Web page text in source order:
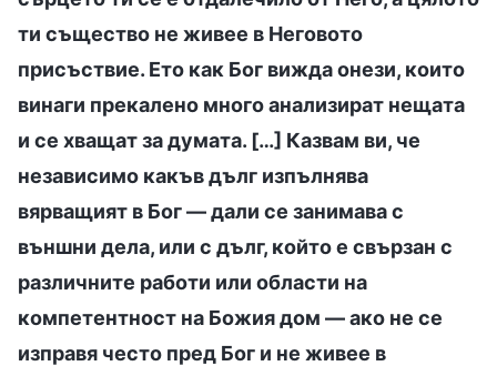
ти същество не живее в Неговото
присъствие. Ето как Бог вижда онези, които
винаги прекалено много анализират нещата
и се хващат за думата. […] Казвам ви, че
независимо какъв дълг изпълнява
вярващият в Бог — дали се занимава с
външни дела, или с дълг, който е свързан с
различните работи или области на
компетентност на Божия дом — ако не се
изправя често пред Бог и не живее в